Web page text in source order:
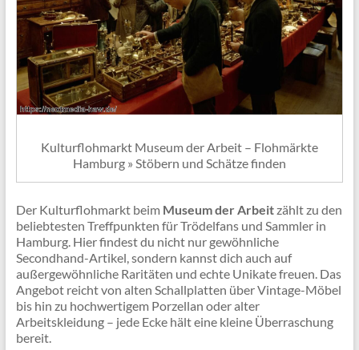
Kulturflohmarkt Museum der Arbeit – Flohmärkte
Hamburg » Stöbern und Schätze finden
Der Kulturflohmarkt beim Museum der Arbeitzählt zu den
beliebtesten Treffpunkten für Trödelfans und Sammler in
Hamburg. Hier findest du nicht nur gewöhnliche
Secondhand-Artikel, sondern kannst dich auch auf
außergewöhnliche Raritäten und echte Unikate freuen. Das
Angebot reicht von alten Schallplatten über Vintage-Möbel
bis hin zu hochwertigem Porzellan oder alter
Arbeitskleidung – jede Ecke hält eine kleine Überraschung
bereit.